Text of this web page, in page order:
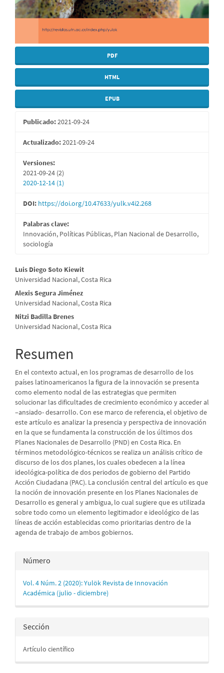
PDF
HTML
EPUB
Publicado:2021-09-24
Actualizado:2021-09-24
Versiones:
2021-09-24 (2)
2020-12-14 (1)
DOI: https://doi.org/10.47633/yulk.v4i2.268
Palabras clave:
Innovación, Políticas Públicas, Plan Nacional de Desarrollo,
sociología
Contenido
principal
del
artículo
Luis Diego Soto Kiewit
Universidad Nacional, Costa Rica
Alexis Segura Jiménez
Universidad Nacional, Costa Rica
Nitzi Badilla Brenes
Universidad Nacional, Costa Rica
Resumen
En el contexto actual, en los programas de desarrollo de los
países latinoamericanos la figura de la innovación se presenta
como elemento nodal de las estrategias que permiten
solucionar las dificultades de crecimiento económico y acceder al
–ansiado- desarrollo. Con ese marco de referencia, el objetivo de
este artículo es analizar la presencia y perspectiva de innovación
en la que se fundamenta la construcción de los últimos dos
Planes Nacionales de Desarrollo (PND) en Costa Rica. En
términos metodológico-técnicos se realiza un análisis crítico de
discurso de los dos planes, los cuales obedecen a la línea
ideológica-política de dos periodos de gobierno del Partido
Acción Ciudadana (PAC). La conclusión central del artículo es que
la noción de innovación presente en los Planes Nacionales de
Desarrollo es general y ambigua, lo cual sugiere que es utilizada
sobre todo como un elemento legitimador e ideológico de las
líneas de acción establecidas como prioritarias dentro de la
agenda de trabajo de ambos gobiernos.
Detalles
del
artículo
Número
Vol. 4 Núm. 2 (2020): Yulök Revista de Innovación
Académica (julio - diciembre)
Sección
Artículo científico